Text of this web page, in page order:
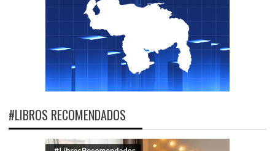
#LIBROS RECOMENDADOS